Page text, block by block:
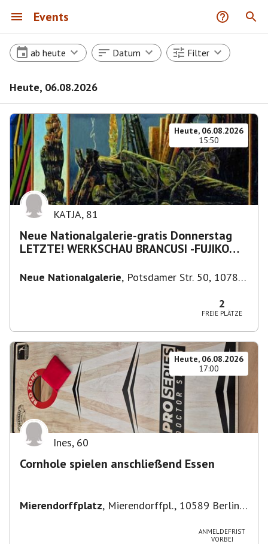
Events
ab heute Datum Filter
Heute, 06.08.2026
Heute, 06.08.2026
15:50
KATJA, 81
Neue Nationalgalerie-gratis Donnerstag
LETZTE! WERKSCHAU BRANCUSI -FUJIKO
Neue Nationalgalerie, Potsdamer Str. 50, 10785
2
FREIE PLÄTZE
Heute, 06.08.2026
17:00
Ines, 60
Cornhole spielen anschließend Essen
Mierendorffplatz, Mierendorffpl., 10589 Berlin-
ANMELDEFRIST
VORBEI